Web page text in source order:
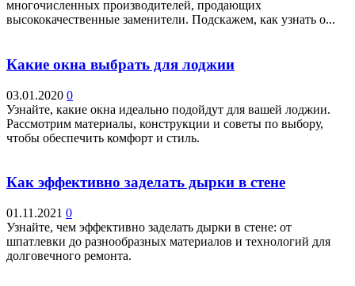
многочисленных производителей, продающих
высококачественные заменители. Подскажем, как узнать о...
Какие окна выбрать для лоджии
03.01.2020 0
Узнайте, какие окна идеально подойдут для вашей лоджии.
Рассмотрим материалы, конструкции и советы по выбору,
чтобы обеспечить комфорт и стиль.
Как эффективно заделать дырки в стене
01.11.2021 0
Узнайте, чем эффективно заделать дырки в стене: от
шпатлевки до разнообразных материалов и технологий для
долговечного ремонта.